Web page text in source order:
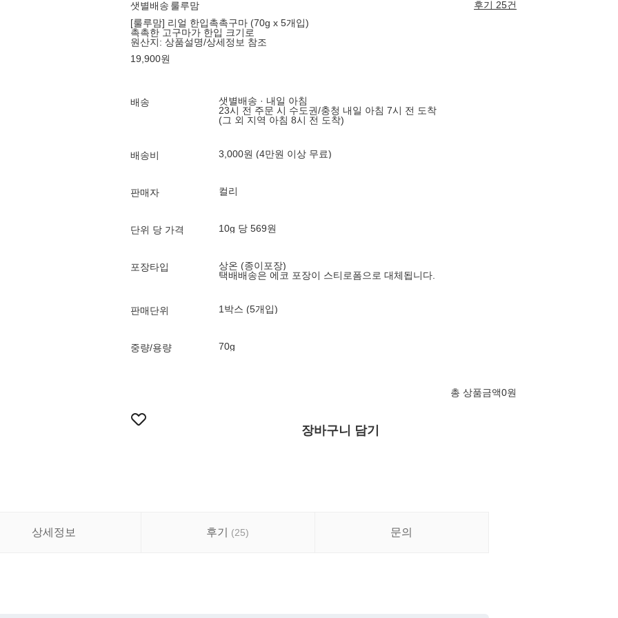
샛별배송 룰루맘
후기 25건
[룰루맘] 리얼 한입촉촉구마 (70g x 5개입)
촉촉한 고구마가 한입 크기로
원산지: 상품설명/상세정보 참조
19,900원
배송
샛별배송 · 내일 아침
23시 전 주문 시 수도권/충청 내일 아침 7시 전 도착
(그 외 지역 아침 8시 전 도착)
배송비 3,000원 (4만원 이상 무료)
판매자 컬리
단위 당 가격 10g 당 569원
포장타입
상온 (종이포장)
택배배송은 에코 포장이 스티로폼으로 대체됩니다.
판매단위 1박스 (5개입)
중량/용량 70g
총 상품금액0원
장바구니 담기
상세정보 후기 (25) 문의